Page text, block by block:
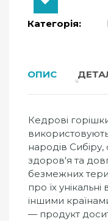
Категорія:
ОПИС
Кедрові
народів
здоров'я та
безмежних
про їх унікальні
іншими
— продукт